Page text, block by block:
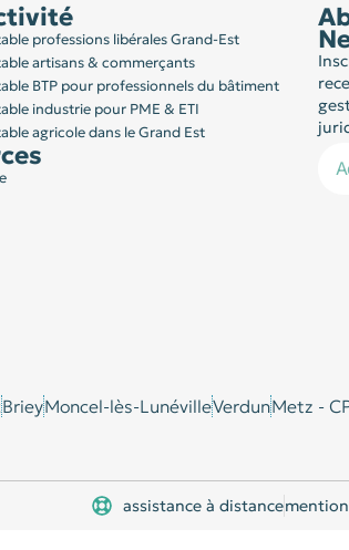
professions libérales Grand-Est
artisans & commerçants
BTP pour professionnels du bâtiment
industrie pour PME & ETI
agricole dans le Grand Est
BrieyMoncel-lès-LunévilleVerdunMetz -
assistance à distance